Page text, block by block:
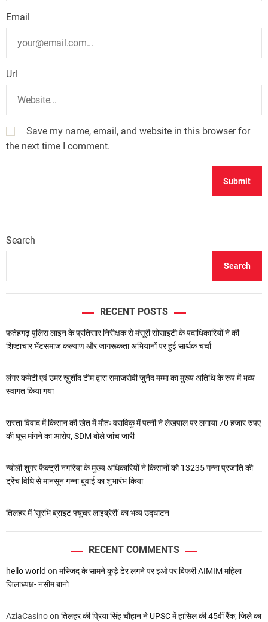
Email
Url
Save my name, email, and website in this browser for
the next time I comment.
Search
Search
RECENT POSTS
फतेहगढ़ पुलिस लाइन के प्रतिसार निरीक्षक से मंसूरी सोसाइटी के पदाधिकारियों ने की
शिष्टाचार भेंटसमाज कल्याण और जागरूकता अभियानों पर हुई सार्थक चर्चा
लंगर कमेटी एवं उमर ख़ुर्शीद टीम द्वारा समाजसेवी जुनैद मम्मा का मुख्य अतिथि के रूप में भव्य
स्वागत किया गया
रास्ता विवाद में किसान की खेत में मौतः वराविकु में पत्नी ने लेखपाल पर लगाया 70 हजार रुपए
की घूस मांगने का आरोप, SDM बोले जांच जारी
न्योली शुगर फैक्ट्री नगरिया के मुख्य अधिकारियों ने किसानों को 13235 गन्ना प्रजाति की
ट्रेंच विधि से मानसून गन्ना बुवाई का शुभारंभ किया
तिलहर में ‘सुरभि ब्राइट फ्यूचर लाइब्रेरी’ का भव्य उद्घाटन
RECENT COMMENTS
hello world on मस्जिद के सामने कूड़े ढेर लगने पर इओ पर बिफरी AIMIM महिला
जिलाध्यक्ष- नसीम बानो
AziaCasinoon तिलहर की प्रिया सिंह चौहान ने UPSC में हासिल की 45वीं रैंक, जिले का